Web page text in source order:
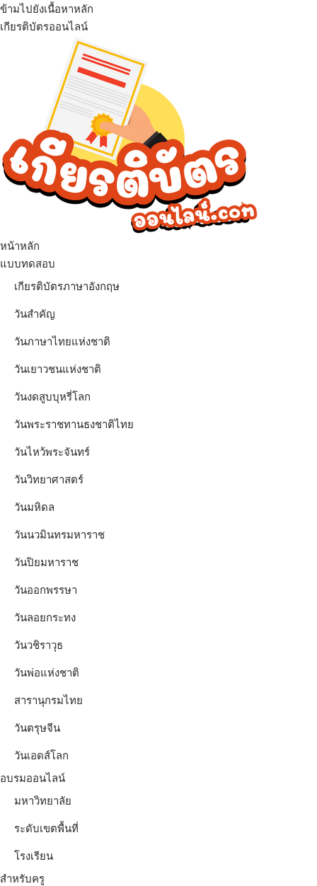
ข้ามไปยังเนื้อหาหลัก
เกียรติบัตรออนไลน์
เมนู
หน้าหลัก
แบบทดสอบ
เกียรติบัตรภาษาอังกฤษ
วันสำคัญ
วันภาษาไทยแห่งชาติ
วันเยาวชนแห่งชาติ
วันงดสูบบุหรี่โลก
วันพระราชทานธงชาติไทย
วันไหว้พระจันทร์​
วันวิทยาศาสตร์
วันมหิดล
วันนวมินทรมหาราช
วันปิยมหาราช
วันออกพรรษา
วันลอยกระทง
วันวชิราวุธ
วันพ่อแห่งชาติ
สารานุกรมไทย
วันตรุษจีน
วันเอดส์โลก
อบรมออนไลน์
มหาวิทยาลัย
ระดับเขตพื้นที่
โรงเรียน
สำหรับครู